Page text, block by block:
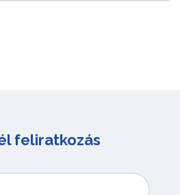
feliratkozás